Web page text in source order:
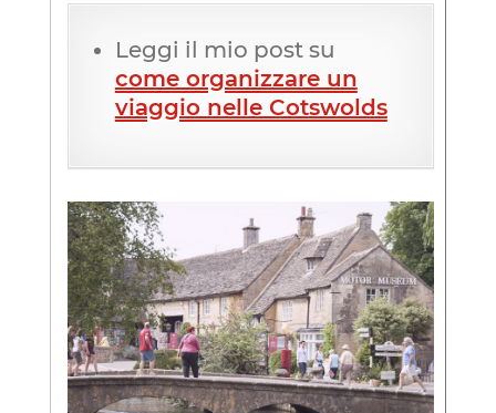
Leggi il mio post su
come organizzare un
viaggio nelle Cotswolds